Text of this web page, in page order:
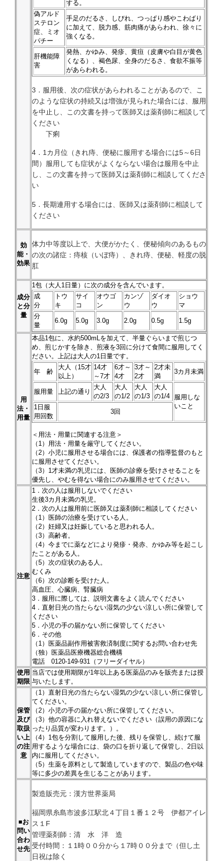
する。
偽アルド
ステロン
症、ミオ
パチー
手足のだるさ、しびれ、つっぱり感やこわばり
に加えて、脱力感、筋肉痛があらわれ、徐々に
強くなる。
肝機能障
害
発熱、かゆみ、発疹、黄疸（皮膚や白目が黄色
くなる）、褐色尿、全身のだるさ、食欲不振等
があらわれる。
3．服用後、次の症状があらわれることがあるので、こ
のような症状の持続又は増強が見られた場合には、服用
を中止し、この文書を持って医師又は薬剤師に相談して
ください
下痢
4．1カ月位（きれ痔、便秘に服用する場合には5～6日
間）服用しても症状がよくならない場合は服用を中止
し、この文書を持って医師又は薬剤師に相談してくださ
い
5．長期連用する場合には、医師又は薬剤師に相談して
ください
効
能・
効果
体力中等度以上で、大便がかたく、便秘傾向のあるもの
の次の諸症：痔核（いぼ痔）、きれ痔、便秘、軽度の脱
肛
成分
と分
量
1包（大人1日量）に次の成分を含んでいます。
成
分
トウ
キ
サイ
コ
オウゴ
ン
カンゾ
ウ
ダイオ
ウ
ショウ
マ
分
量
6.0g 5.0g 3.0g 2.0g 0.5g 1.5g
用
法・
用量
本品1包に、水約500mLを加えて、半量ぐらいまで煎じつ
め、煎じかすを除き、煎液を3回に分けて食間に服用してく
ださい。上記は大人の1日量です。
年 齢
大人（15才
以上）
14才
～7才
6才～
4才
3才～
2才
2才未
満
3カ月未満
服用量 上記の通り
大人
の2/3
大人
の1/2
大人
の1/3
大人
の1/4
服用しな
いこと
1日服
用回数
3回
＜用法・用量に関連する注意＞
（1）用法・用量を厳守してください。
（2）小児に服用させる場合には、保護者の指導監督のもと
に服用させてください。
（3）1才未満の乳児には、医師の診療を受けさせることを
優先し、やむを得ない場合にのみ服用させてください。
注意
1．次の人は服用しないでください
生後3カ月未満の乳児。
2．次の人は服用前に医師又は薬剤師に相談してください
（1）医師の治療を受けている人。
（2）妊婦又は妊娠していると思われる人。
（3）高齢者。
（4）今までに薬などにより発疹・発赤、かゆみ等を起こし
たことがある人。
（5）次の症状のある人。
むくみ
（6）次の診断を受けた人。
高血圧、心臓病、腎臓病
3．服用に際しては、説明文書をよく読んでください
4．直射日光の当たらない湿気の少ない涼しい所に保管して
ください
5．小児の手の届かない所に保管してください
6．その他
（1）医薬品副作用被害救済制度に関するお問い合わせ先
（独）医薬品医療機器総合機構
電話 0120-149-931（フリーダイヤル）
使用
期限
当店では使用期限が1年以上ある医薬品のみを販売または授
与いたします。
保管
及び
取扱
い上
の注
意
（1）直射日光の当たらない湿気の少ない涼しい所に保管し
てください。
（2）小児の手の届かない所に保管してください。
（3）他の容器に入れ替えないでください（誤用の原因にな
ったり品質が変わります。）。
（4）1包を分割して服用した後、残りを保管し、続けて服
用するような場合には、袋の口を折り返して保管し、2日以
内に服用してください。
（5）生薬を原料として製造していますので、製品の色や味
等に多少の差異を生じることがあります。
■お
問い
合わ
せ先
製造販売元：漢方世界薬局
福岡県糸島市波多江駅北４丁目１番１２号 伊都アイレ
ス１F
管理薬剤師：清 水 洋 造
受付時間：１1時００分から１7時００分まで（但し土
日祝は除く